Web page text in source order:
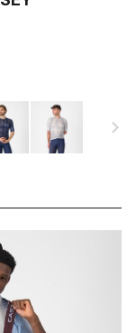
navigate_next